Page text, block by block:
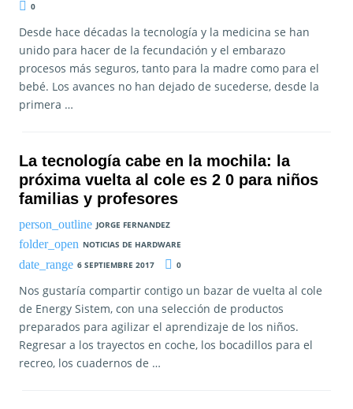
0
Desde hace décadas la tecnología y la medicina se han
unido para hacer de la fecundación y el embarazo
procesos más seguros, tanto para la madre como para el
bebé. Los avances no han dejado de sucederse, desde la
primera …
La tecnología cabe en la mochila: la
próxima vuelta al cole es 2 0 para niños
familias y profesores
JORGE FERNANDEZ
NOTICIAS DE HARDWARE
6 SEPTIEMBRE 2017
0
Nos gustaría compartir contigo un bazar de vuelta al cole
de Energy Sistem, con una selección de productos
preparados para agilizar el aprendizaje de los niños.
Regresar a los trayectos en coche, los bocadillos para el
recreo, los cuadernos de …